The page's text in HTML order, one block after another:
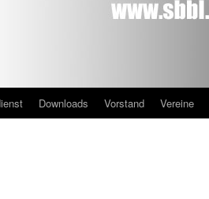
Downloads Vorstand Vereine